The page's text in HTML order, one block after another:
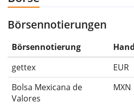
-50%.
Die Wertentwicklungsangaben
Ausschüttungen (falls
Börsennotierungen
Börsennotierung
gettex
EUR
Bolsa Mexicana de
Valores
MXN